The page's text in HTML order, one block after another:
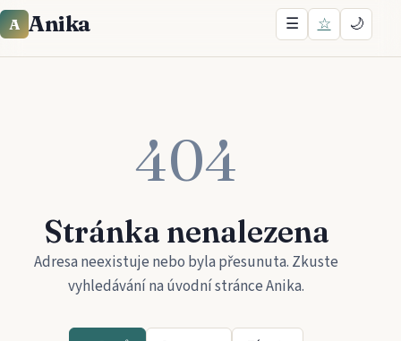
A Anika ☰ ☆ 🌙
404
Stránka nenalezena
Adresa neexistuje nebo byla přesunuta. Zkuste
vyhledávání na úvodní stránceAnika.